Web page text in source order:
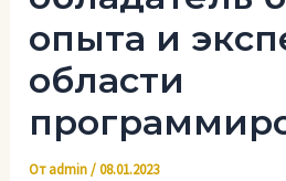
опыта и
области
Отadmin/08.01.2023